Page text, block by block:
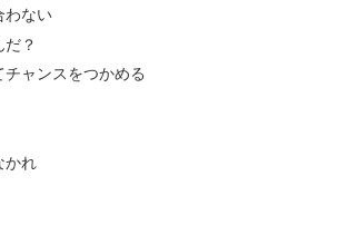
わない
？
ャンスをつかめる
かれ